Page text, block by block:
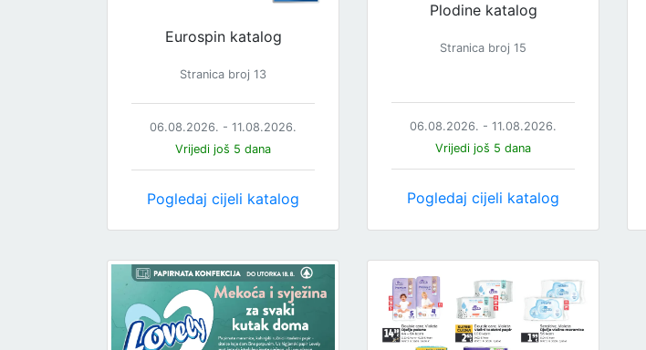
Eurospin katalog
Stranica broj 13
06.08.2026. - 11.08.2026.
Vrijedi još 5 dana
Pogledaj cijeli katalog
Plodine katalog
Stranica broj 15
06.08.2026. - 11.08.2026.
Vrijedi još 5 dana
Pogledaj cijeli katalog